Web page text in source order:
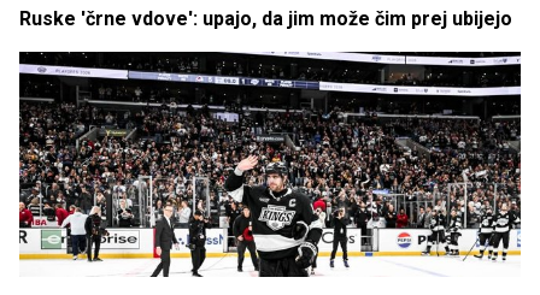
Ruske 'črne vdove': upajo, da jim može čim prej ubijejo